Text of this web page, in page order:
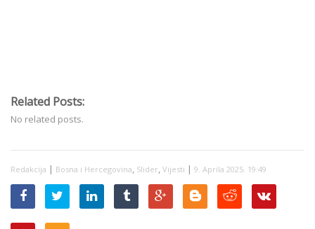
Related Posts:
No related posts.
Redakcija | Bosna i Hercegovina, Slider, Vijesti | 9. Aprila 2025. 19:49